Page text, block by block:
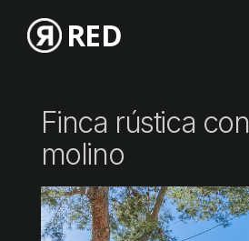
RED
Finca rústica con
molino